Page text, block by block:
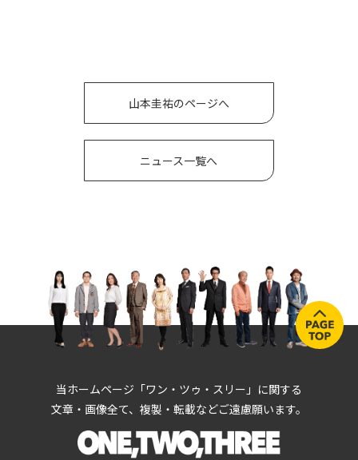
山本圭祐のページへ
ニュース一覧へ
当ホームページ「ワン・ツゥ・スリー」に関する
文章・画像全て、複製・転載などご遠慮願います。